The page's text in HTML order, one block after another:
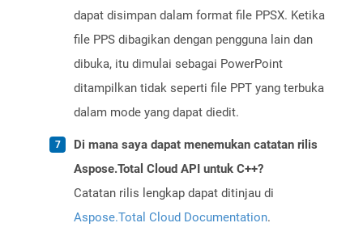
dapat disimpan dalam format file PPSX. Ketika
file PPS dibagikan dengan pengguna lain dan
dibuka, itu dimulai sebagai PowerPoint
ditampilkan tidak seperti file PPT yang terbuka
dalam mode yang dapat diedit.
Di mana saya dapat menemukan catatan rilis
Aspose.Total Cloud API untuk C++?
Catatan rilis lengkap dapat ditinjau di
Aspose.Total Cloud Documentation.